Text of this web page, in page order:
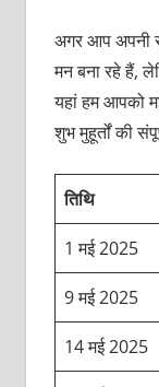
अगर आप अपनी
मन बना रहे हैं,
यहां हम आपको
शुभ मुहूर्तों की
तिथि
1 मई 2025
9 मई 2025
14 मई 2025